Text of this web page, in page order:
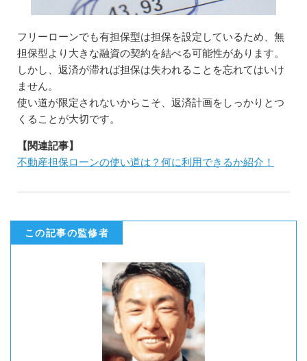
フリーローンでも有担保型は担保を設定しているため、無
担保型より大きな融資の契約を結べる可能性があります。
しかし、返済が滞れば担保は失われることを忘れてはいけ
ません。
使い道が限定されないからこそ、返済計画をしっかりとつ
くることが大切です。
【関連記事】
不動産担保ローンの使い道は？何に利用できるか紹介！
この記事の監修者